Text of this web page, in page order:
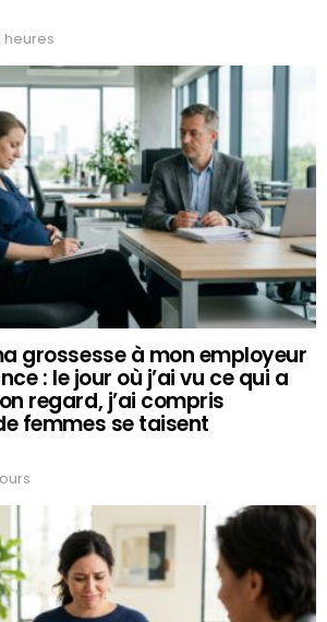
heures
grossesse à mon employeur
: le jour où j’ai vu ce qui a
regard, j’ai compris
femmes se taisent